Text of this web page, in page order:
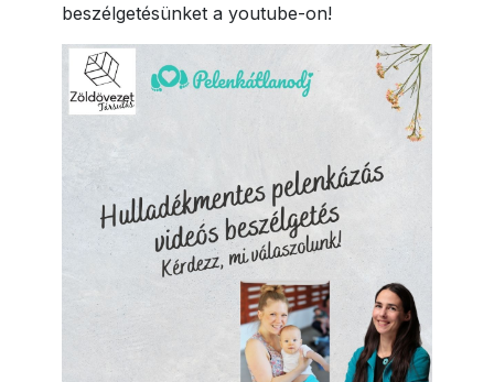
beszélgetésünket a youtube-on!